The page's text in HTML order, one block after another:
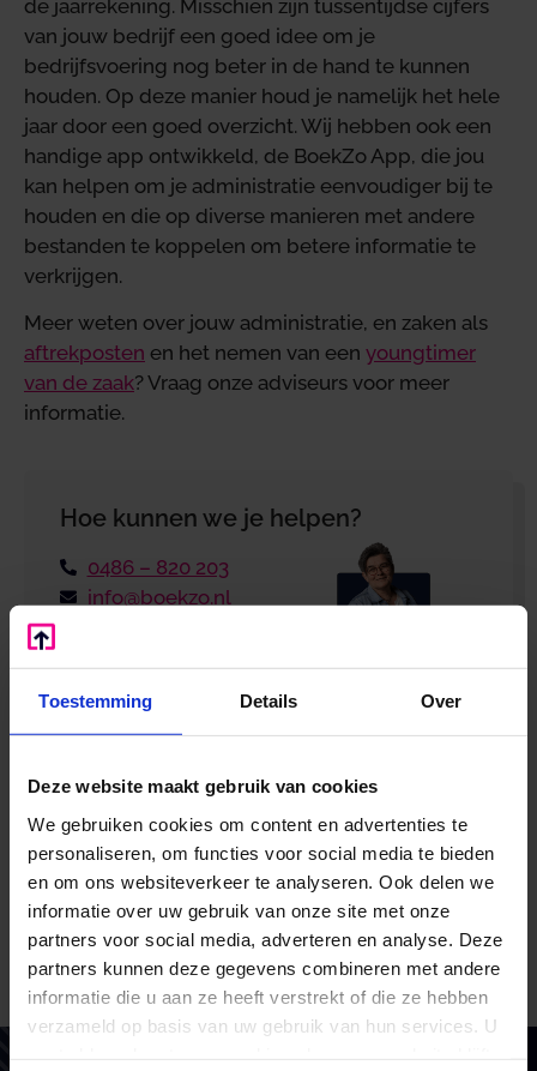
Toestemming Details Over
Deze website maakt gebruik van cookies
We gebruiken cookies om content en advertenties te
personaliseren, om functies voor social media te bieden
en om ons websiteverkeer te analyseren. Ook delen we
informatie over uw gebruik van onze site met onze
partners voor social media, adverteren en analyse. Deze
partners kunnen deze gegevens combineren met andere
informatie die u aan ze heeft verstrekt of die ze hebben
verzameld op basis van uw gebruik van hun services. U
de jaarrekening. Misschien zijn tussentijdse cijfers
van jouw bedrijf een goed idee om je
bedrijfsvoering nog beter in de hand te kunnen
houden. Op deze manier houd je namelijk het hele
jaar door een goed overzicht. Wij hebben ook een
handige app ontwikkeld, de BoekZo App, die jou
kan helpen om je administratie eenvoudiger bij te
houden en die op diverse manieren met andere
bestanden te koppelen om betere informatie te
verkrijgen.
Meer weten over jouw administratie, en zaken als
aftrekposten en het nemen van een youngtimer
van de zaak? Vraag onze adviseurs voor meer
informatie.
Hoe kunnen we je helpen?
0486 – 820 203
info@boekzo.nl
gegevens achter en wij bellen je terug!
Verzenden